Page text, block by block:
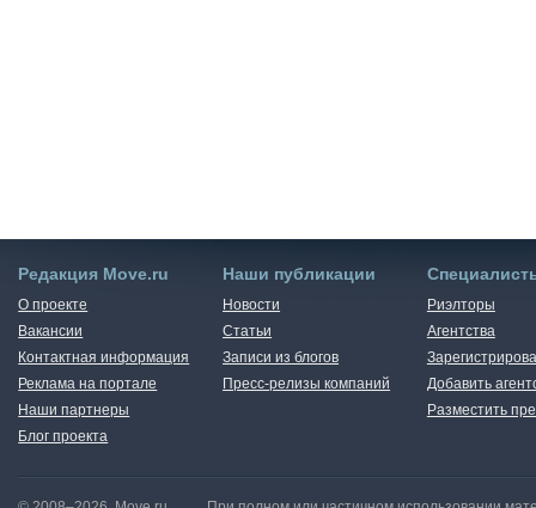
Редакция Move.ru
О проекте
Вакансии
Контактная информация
Реклама на портале
Наши партнеры
Блог проекта
Наши публикации
Новости
Статьи
Записи из блогов
Пресс-релизы компаний
Риэлторы
Агентства
Добавить
Разместить